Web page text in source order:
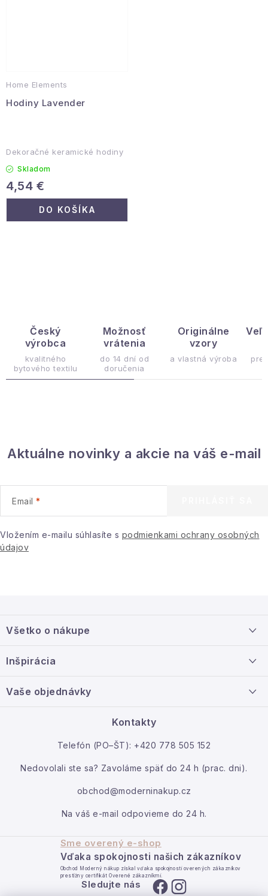
Home Elements
Hodiny Lavender
Dekoračné keramické hodiny
Skladom
4,54 €
DO KOŠÍKA
i
k
v
ý
p
i
s
Český
výrobca
kvalitného
bytového textilu
Možnosť
vrátenia
do 14 dní od
doručenia
Originálne
vzory
a vlastná výroba pre
Aktuálne novinky a akcie na váš e-mail
Email
Vložením e-mailu súhlasíte s podmienkami ochrany osobných
údajov
p
ä
Všetko o nákupe
Veľkoobchodná spolupráca
Inšpirácia
Vaše objednávky
Kontakty
Telefón (PO–ŠT): +420 778 505 152
Nedovolali ste sa? Zavoláme späť do 24 h (prac. dni).
obchod@moderninakup.cz
Na váš e-mail odpovieme do 24 h.
Sme overený e-shop
Vďaka spokojnosti našich zákazníkov
Obchod Moderný nákup získal vďaka spokojnosti overených zákazníkov
prestížny certifikát Overené zákazníkmi.
Sledujte nás